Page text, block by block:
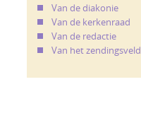
Van de diakonie
Van de kerkenraad
Van de redactie
Van het zendingsveld